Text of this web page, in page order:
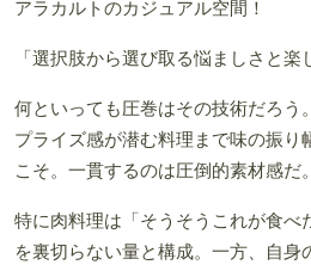
アラカルトのカジュアル空間！
「選択肢から選び取る悩ましさと楽
何といっても圧巻はその技術だろう
プライズ感が潜む料理まで味の振り
こそ。一貫するのは圧倒的素材感だ。
特に肉料理は「そうそうこれが食べ
を裏切らない量と構成。一方、自身